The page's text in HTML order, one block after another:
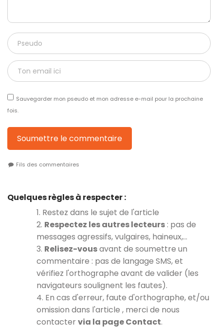
Sauvegarder mon pseudo et mon adresse e-mail pour la prochaine
fois.
Soumettre le commentaire
Fils des commentaires
Quelques règles à respecter :
1. Restez dans le sujet de l'article
2. Respectez les autres lecteurs : pas de
messages agressifs, vulgaires, haineux,…
3. Relisez-vousavant de soumettre un
commentaire : pas de langage SMS, et
vérifiez l'orthographe avant de valider (les
navigateurs soulignent les fautes).
4. En cas d'erreur, faute d'orthographe, et/ou
omission dans l'article , merci de nous
contacter via la page Contact.